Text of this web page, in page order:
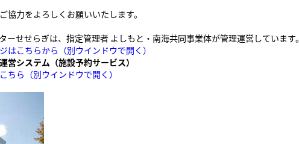
協力をよろしくお願いいたします。
ーせせらぎは、指定管理者 よしもと・南海共同事業体が管理運営しています。
はこちらから （別ウインドウで開く）
営システム（施設予約サービス）
ちら （別ウインドウで開く）